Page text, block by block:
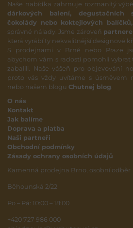
Naše nabídka zahrnuje rozmanitý
dárkových balení, degustačních
čokolády nebo koktejlových balíčků,
správné nálady. Jsme zároveň
která vyrábí ty nekvalitnější designové
S prodejnami v Brně nebo Praze
abychom vám s radostí pomohli vybrat
zabalili. Naše vášeň pro objevování
proto vás vždy uvítáme s úsměvem
nebo našem blogu Chutnej blog.
O nás
Kontakt
Jak balíme
Doprava a platba
Naši partneři
Obchodní podmínky
Zásady ochrany osobních údajů
Kamenná prodejna Brno, osobní odběr
Běhounská 2/22
Po – Pá: 10:00 – 18:00
+420 727 986 000